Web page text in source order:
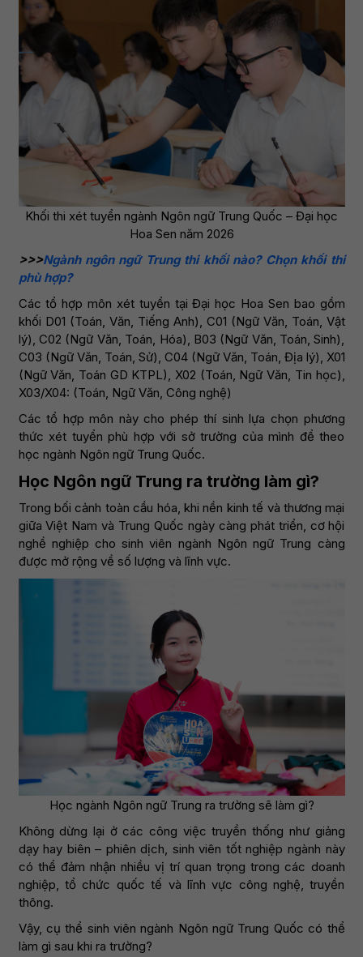
Khối thi xét tuyển ngành Ngôn ngữ Trung Quốc – Đại học
Hoa Sen năm 2026
>>>Ngành ngôn ngữ Trung thi khối nào? Chọn khối thi
phù hợp?
Các tổ hợp môn xét tuyển tại Đại học Hoa Sen bao gồm
khối D01 (Toán, Văn, Tiếng Anh), C01 (Ngữ Văn, Toán, Vật
lý), C02 (Ngữ Văn, Toán, Hóa), B03 (Ngữ Văn, Toán, Sinh),
C03 (Ngữ Văn, Toán, Sử), C04 (Ngữ Văn, Toán, Địa lý), X01
(Ngữ Văn, Toán GD KTPL), X02 (Toán, Ngữ Văn, Tin học),
X03/X04: (Toán, Ngữ Văn, Công nghệ)
Các tổ hợp môn này cho phép thí sinh lựa chọn phương
thức xét tuyển phù hợp với sở trường của mình để theo
học ngành Ngôn ngữ Trung Quốc.
Học Ngôn ngữ Trung ra trường làm gì?
Trong bối cảnh toàn cầu hóa, khi nền kinh tế và thương mại
giữa Việt Nam và Trung Quốc ngày càng phát triển, cơ hội
nghề nghiệp cho sinh viên ngành Ngôn ngữ Trung càng
được mở rộng về số lượng và lĩnh vực.
Học ngành Ngôn ngữ Trung ra trường sẽ làm gì?
Không dừng lại ở các công việc truyền thống như giảng
dạy hay biên – phiên dịch, sinh viên tốt nghiệp ngành này
có thể đảm nhận nhiều vị trí quan trọng trong các doanh
nghiệp, tổ chức quốc tế và lĩnh vực công nghệ, truyền
thông.
Vậy, cụ thể sinh viên ngành Ngôn ngữ Trung Quốc có thể
làm gì sau khi ra trường?